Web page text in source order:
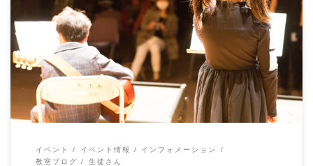
こんにちは、イハラ音楽教室の伊原鉄朗です。 先日３月７日に
サンハートホールにて、 第４回サンサンライ […]
イベント イベント情報
インフォメーション
教室ブログ
生徒さん